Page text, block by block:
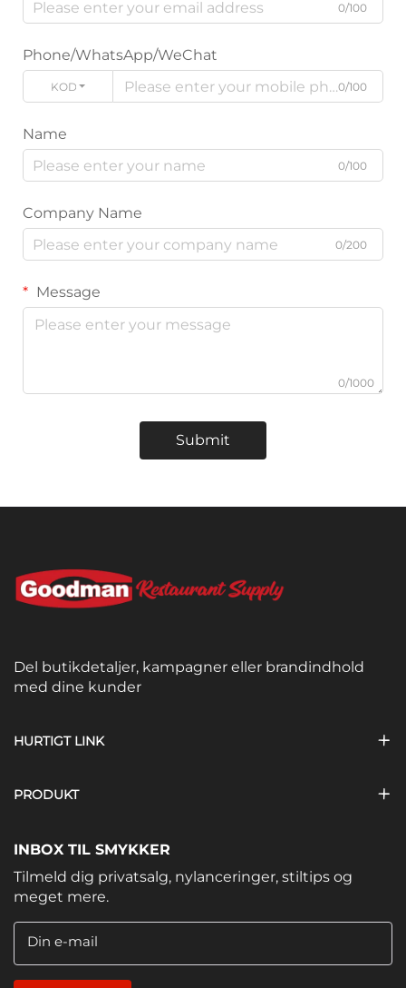
0/100
Phone/WhatsApp/WeChat
KODE 0/100
Name
0/100
Company Name
0/200
Message
0/1000
Submit
Del butikdetaljer, kampagner eller brandindhold
med dine kunder
HURTIGT LINK
PRODUKT
INBOX TIL SMYKKER
Tilmeld dig privatsalg, nylanceringer, stiltips og
meget mere.
Din e-mail